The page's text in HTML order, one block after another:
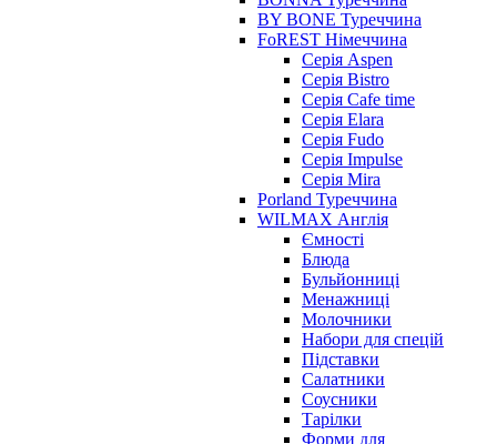
BY BONE Туреччина
FoREST Німеччина
Серія Aspen
Серія Bistro
Серія Cafe time
Серія Elara
Серія Fudo
Серія Impulse
Серія Mira
Porland Туреччина
WILMAX Англія
Ємності
Блюда
Бульйонниці
Менажниці
Молочники
Набори для спецій
Підставки
Салатники
Соусники
Тарілки
Форми для